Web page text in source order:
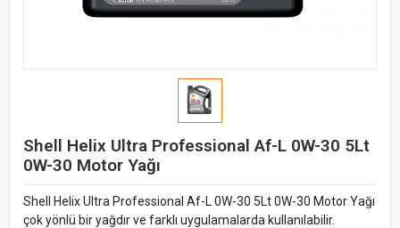
Shell Helix Ultra Professional Af-L 0W-30 5Lt
0W-30 Motor Yağı
Shell Helix Ultra Professional Af-L 0W-30 5Lt 0W-30 Motor Yağı
çok yönlü bir yağdır ve farklı uygulamalarda kullanılabilir.